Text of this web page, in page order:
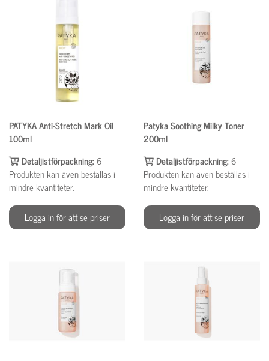
PATYKA Anti-Stretch Mark Oil
100ml
Detaljistförpackning:6
Produkten kan även beställas i
mindre kvantiteter.
Logga in för att se priser
Patyka Soothing Milky Toner
200ml
Detaljistförpackning:6
Produkten kan även beställas i
mindre kvantiteter.
Logga in för att se priser